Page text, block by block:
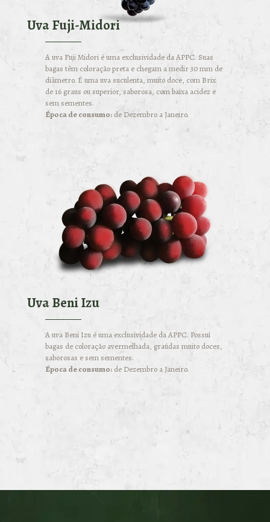
Uva Fuji-Midori
A uva Fuji Midori é uma exclusividade da APPC. Suas
bagas têm coloração preta e chegam a medir 30 mm de
diâmetro. É uma uva suculenta, muito doce, com Brix
de 16 graus ou superior, saborosa, com baixa acidez e
sem sementes.
Época de consumo: de Dezembro a Janeiro.
Uva Beni Izu
A uva Beni Izu é uma exclusividade da APPC. Possui
bagas de coloração avermelhada, graúdas muito doces,
saborosas e sem sementes.
Época de consumo: de Dezembro a Janeiro.